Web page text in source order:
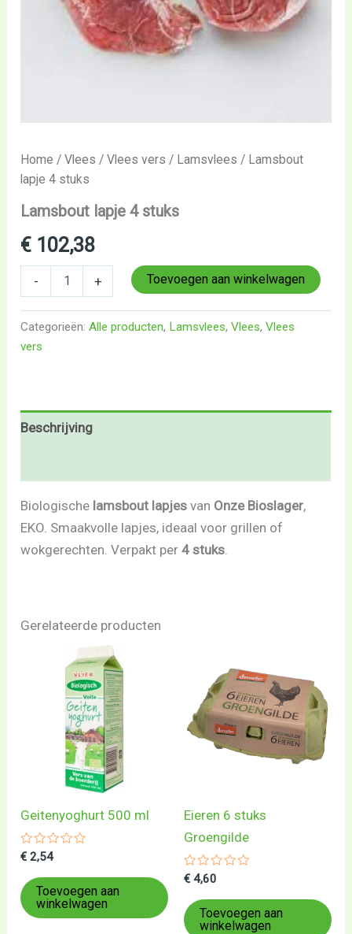
Home /Vlees /Vlees vers / Lamsvlees / Lamsbout
lapje 4 stuks
Lamsbout lapje 4 stuks
€ 102,38
- + Toevoegen aan winkelwagen
Categorieën:Alle producten, Lamsvlees,Vlees,Vlees
vers
Beschrijving
Biologische lamsbout lapjes van Onze Bioslager,
EKO. Smaakvolle lapjes, ideaal voor grillen of
wokgerechten. Verpakt per4 stuks
Gerelateerde producten
Geitenyoghurt 500 ml
Gewaardeerd
uit
5
€ 2,54
Toevoegen aan
winkelwagen
Eieren 6 stuks
Groengilde
Gewaardeerd
uit
5
€ 4,60
Toevoegen aan
winkelwagen